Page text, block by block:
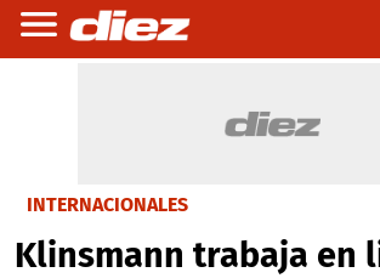
INTERNACIONALES
Klinsmann trabaja en